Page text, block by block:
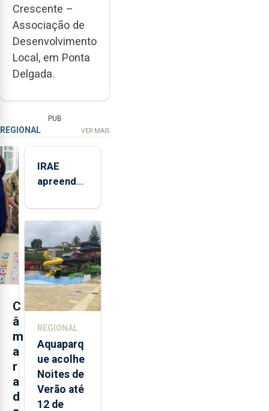
Crescente –
Associação de
Desenvolvimento
Local, em Ponta
Delgada.
PUB
REGIONAL VER MAIS
C
â
m
a
r
a
d
IRAE
apreendeu
toneladas
de
alimentos
entre
2021 e
2025 nos
Açores
REGIONAL
Aquaparq
ue acolhe
Noites de
Verão até
12 de